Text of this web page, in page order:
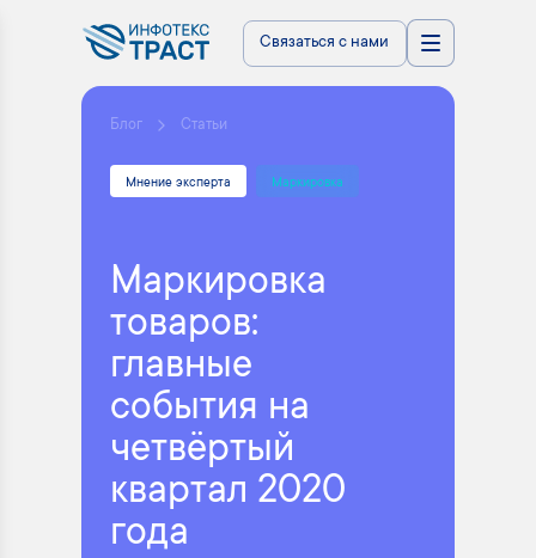
Связаться с нами
Блог Статьи
Мнение эксперта Маркировка
Маркировка
товаров:
главные
события на
четвёртый
квартал 2020
года